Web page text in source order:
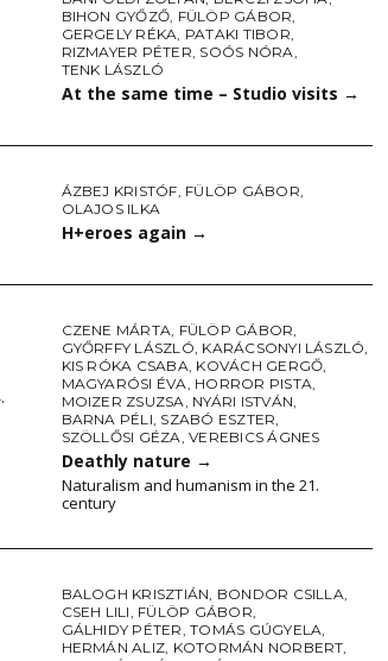
BIHON GYŐZŐ, FÜLÖP GÁBOR,
GERGELY RÉKA, PATAKI TIBOR,
RIZMAYER PÉTER, SOÓS NÓRA,
TENK LÁSZLÓ
At the same time – Studio visits →
ÁZBEJ KRISTÓF, FÜLÖP GÁBOR,
OLAJOS ILKA
H+eroes again →
CZENE MÁRTA, FÜLÖP GÁBOR,
GYŐRFFY LÁSZLÓ, KARÁCSONYI LÁSZLÓ,
KIS RÓKA CSABA, KOVÁCH GERGŐ,
MAGYARÓSI ÉVA, HORROR PISTA,
MOIZER ZSUZSA, NYÁRI ISTVÁN,
BARNA PÉLI, SZABÓ ESZTER,
SZÖLLŐSI GÉZA,VEREBICS ÁGNES
Deathly nature →
Naturalism and humanism in the 21.
century
BALOGH KRISZTIÁN, BONDOR CSILLA,
CSEH LILI, FÜLÖP GÁBOR,
GÁLHIDY PÉTER,TOMÁS GÚGYELA,
HERMÁN ALIZ, KOTORMÁN NORBERT,